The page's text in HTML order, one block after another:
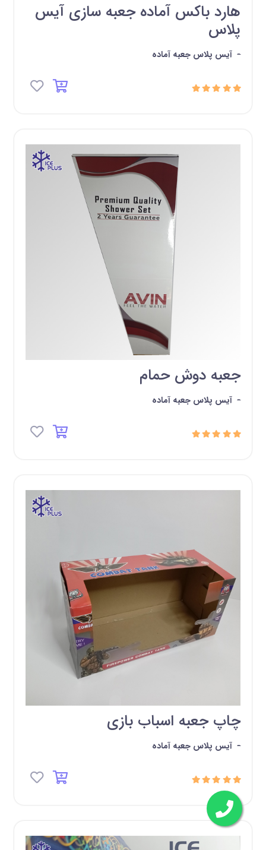
هارد باکس آماده جعبه سازی آیس
پلاس
- آیس پلاس جعبه آماده
جعبه دوش حمام
- آیس پلاس جعبه آماده
چاپ جعبه اسباب بازی
- آیس پلاس جعبه آماده